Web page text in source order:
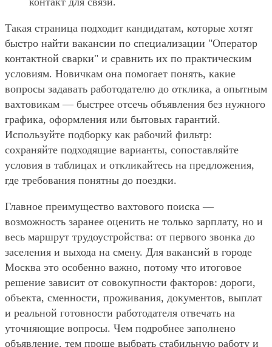
Такая страница подходит кандидатам, которые хотят
быстро найти вакансии по специализации "Оператор
контактной сварки" и сравнить их по практическим
условиям. Новичкам она помогает понять, какие
вопросы задавать работодателю до отклика, а опытным
вахтовикам — быстрее отсечь объявления без нужного
графика, оформления или бытовых гарантий.
Используйте подборку как рабочий фильтр:
сохраняйте подходящие варианты, сопоставляйте
условия в таблицах и откликайтесь на предложения,
где требования понятны до поездки.
Главное преимущество вахтового поиска —
возможность заранее оценить не только зарплату, но и
весь маршрут трудоустройства: от первого звонка до
заселения и выхода на смену. Для вакансий в городе
Москва это особенно важно, потому что итоговое
решение зависит от совокупности факторов: дороги,
объекта, сменности, проживания, документов, выплат
и реальной готовности работодателя отвечать на
уточняющие вопросы. Чем подробнее заполнено
объявление, тем проще выбрать стабильную работу и